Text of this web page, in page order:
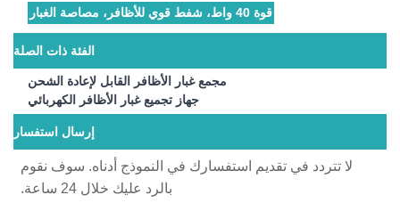
قوة 40 واط، شفط قوي للأظافر، مصاصة الغبار
الفئة ذات الصلة
مجمع غبار الأظافر القابل لإعادة الشحن
جهاز تجميع غبار الأظافر الكهربائي
إرسال استفسار
لا تتردد في تقديم استفسارك في النموذج أدناه. سوف نقوم
بالرد عليك خلال 24 ساعة.